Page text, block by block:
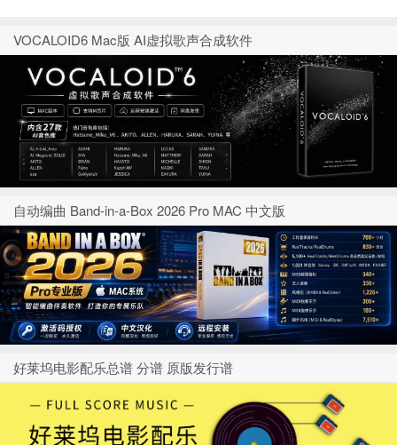
VOCALOID6 Mac版 AI虚拟歌声合成软件
自动编曲 Band-in-a-Box 2026 Pro MAC 中文版
好莱坞电影配乐总谱 分谱 原版发行谱